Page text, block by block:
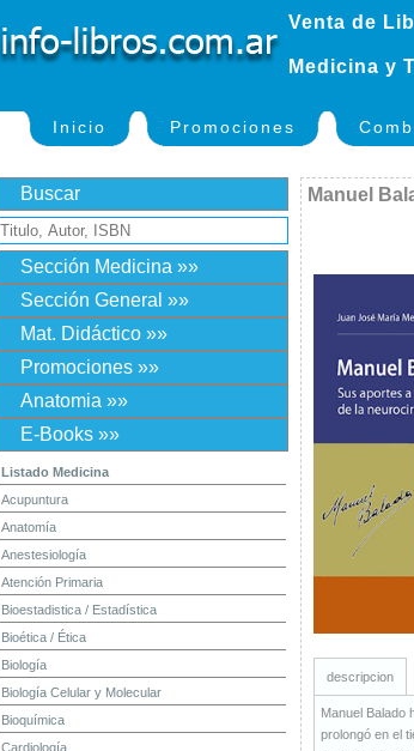
Venta de
Medicina y
Inicio Promociones
Buscar
Sección Medicina »»
Sección General »»
Mat. Didáctico »»
Promociones »»
Anatomia »»
E-Books »»
Listado Medicina
Acupuntura
Anatomía
Anestesiología
Atención Primaria
Bioestadistica / Estadística
Bioética / Ética
Biología
Biología Celular y Molecular
Bioquímica
Cardiología
Manuel
descripcion
Manuel Balado
prolongó en el